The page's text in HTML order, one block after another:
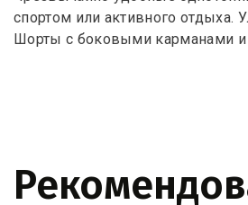
спортом или активного отдыха.
Шорты с боковыми карманами